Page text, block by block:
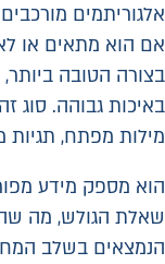
אלגוריתמים
אם הוא מתאים או
באיכות גבוהה. סוג
מילות מפתח, תגיות
הוא מספק מידע
שאלת הגולש, מה
הנמצאים בשלב